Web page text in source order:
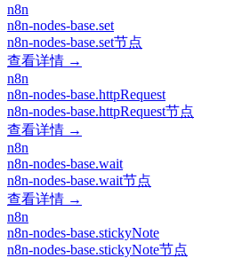
n8n
n8n-nodes-base.set
n8n-nodes-base.set节点
查看详情 →
n8n
n8n-nodes-base.httpRequest
n8n-nodes-base.httpRequest节点
查看详情 →
n8n
n8n-nodes-base.wait
n8n-nodes-base.wait节点
查看详情 →
n8n
n8n-nodes-base.stickyNote
n8n-nodes-base.stickyNote节点